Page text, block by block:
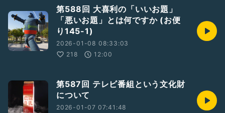
第588回 大喜利の「いいお題」
「悪いお題」とは何ですか (お便
り145-1)
2026-01-08 08:33:03
218
12:00
第587回 テレビ番組という文化財
について
2026-01-07 07:41:48